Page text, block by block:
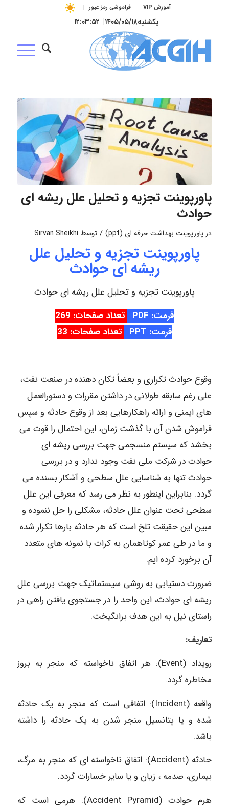
آموزش VIP فراموشی رمز عبور
یکشنبه۱۴۰۵/۰۵/۱۸| ۱۲:۰۳:۵۳
پاورپوینت تجزیه و تحلیل علل ریشه ای
حوادث
درپاورپوینت بهداشت حرفه ای (ppt) / توسط Sirvan Sheikhi
پاورپوینت تجزیه و تحلیل علل
ریشه ای حوادث
پاورپوینت تجزیه و تحلیل علل ریشه ای حوادث
فرمت: PDF
تعداد صفحات: 269
فرمت: PPT
تعداد صفحات: 33
وقوع حوادث تکراری و بعضاً تکان دهنده در صنعت نفت،
علی رغم سابقه طولانی در داشتن مقررات و دستورالعمل
های ایمنی و ارائه راهکارهایی بعد از وقوع حادثه و سپس
فراموش شدن آن با گذشت زمان، این احتمال را قوت می
بخشد که سیستم منسجمی جهت بررسی ریشه ای
حوادث در شرکت ملی نفت وجود ندارد و در بررسی
حوادث تنها به شناسایی علل سطحی و آشکار بسنده می
گردد. بنابراین اینطور به نظر می رسد که معرفی این علل
سطحی تحت عنوان علل حادثه، مشکلی را حل ننموده و
مبین این حقیقت تلخ است که هر حادثه بارها تکرار شده
و ما در طی عمر کوتاهمان به کرات با نمونه های متعدد
آن برخورد کرده ایم.
ضرورت دستیابی به روشی سیستماتیک جهت بررسی علل
ریشه ای حوادث، این واحد را در جستجوی یافتن راهی در
راستای نیل به این هدف برانگیخت.
تعاریف:
رویداد (Event): هر اتفاق ناخواسته که منجر به بروز
مخاطره گردد.
واقعه (Incident): اتفاقی است که منجر به یک حادثه
شده و یا پتانسیل منجر شدن به یک حادثه را داشته
باشد.
حادثه (Accident): اتفاق ناخواسته ای که منجر به مرگ،
بیماری، صدمه ، زیان و یا سایر خسارات گردد.
هرم حوادث (Accident Pyramid): هرمی است که